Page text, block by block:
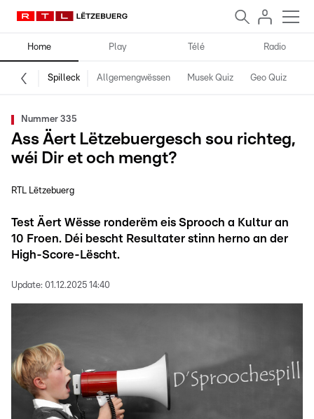
Home Play Télé Radio
Spilleck Allgemengwëssen Musek Quiz Geo Quiz
Nummer 335
Ass Äert Lëtzebuergesch sou richteg,
wéi Dir et och mengt?
RTL Lëtzebuerg
Test Äert Wësse ronderëm eis Sprooch a Kultur an
10 Froen. Déi bescht Resultater stinn herno an der
High-Score-Lëscht.
Update: 01.12.2025 14:40